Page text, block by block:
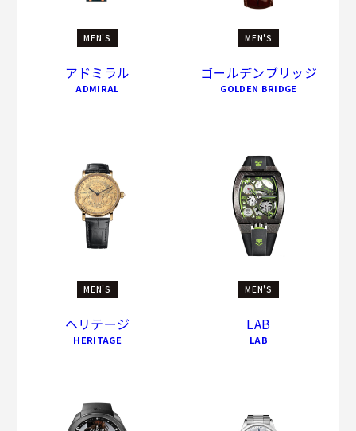
MEN'S
アドミラル
ADMIRAL
MEN'S
ゴールデンブリッジ
GOLDEN BRIDGE
MEN'S
ヘリテージ
HERITAGE
MEN'S
LAB
LAB